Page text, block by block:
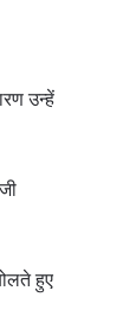
उन्हें
हुए
access to latest